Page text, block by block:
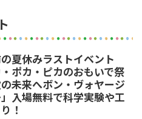
夏休みラストイベント
・ポカ・ピカのおもいで祭
未来へボン・ヴォヤージ
入場無料で科学実験や工
！